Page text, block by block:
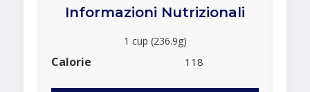
Informazioni Nutrizionali
1 cup (236.9g)
Calorie 118